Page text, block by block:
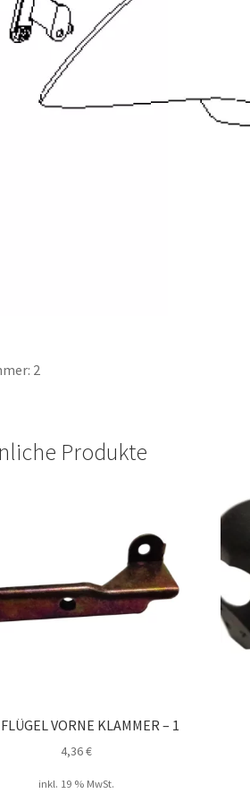
2
Produkte
VORNE KLAMMER – 1
4,36€
inkl. 19 % MwSt.